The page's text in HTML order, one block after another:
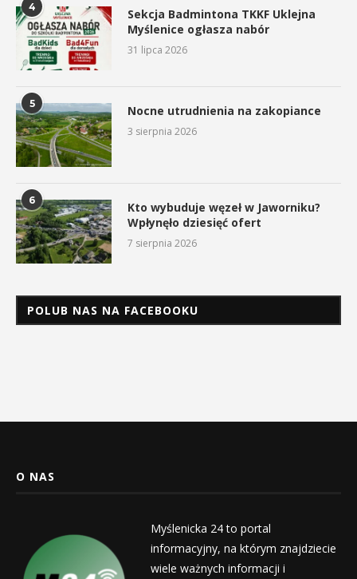
4
Sekcja Badmintona TKKF Uklejna
Myślenice ogłasza nabór
31 lipca 2026
5 Nocne utrudnienia na zakopiance
3 sierpnia 2026
6
Kto wybuduje węzeł w Jaworniku?
Wpłynęło dziesięć ofert
7 sierpnia 2026
POLUB NAS NA FACEBOOKU
O NAS
Myślenicka 24 to portal
informacyjny, na którym znajdziecie
wiele ważnych informacji i